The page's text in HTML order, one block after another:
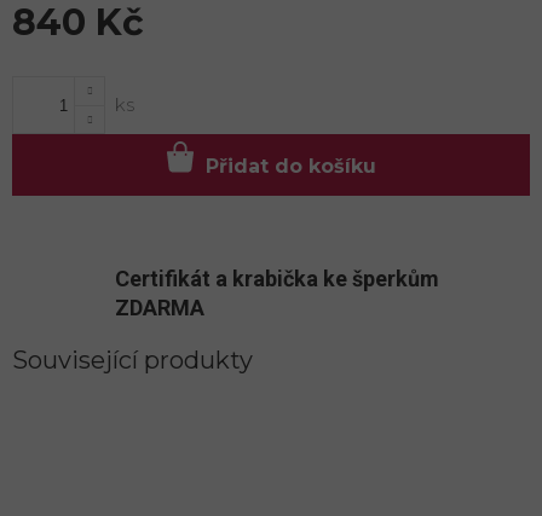
840 Kč
Přidat do košíku
Certifikát a krabička ke šperkům
ZDARMA
Související produkty